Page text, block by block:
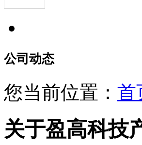
公司动态
您当前位置： 首
关于盈高科技